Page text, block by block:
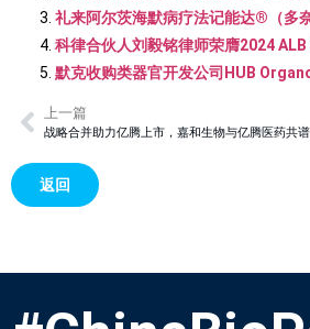
礼来阿尔茨海默病疗法记能达®（多
科律合伙人刘毅铭律师荣膺2024
默克收购类器官开发公司HUB
上一篇
战略合并助力亿腾上市，嘉和生物与亿腾医药共
返回